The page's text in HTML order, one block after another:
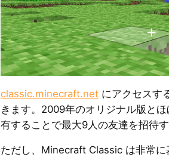
classic.minecraft.net にアクセスす
きます。2009年のオリジナル版と
有することで最大9人の友達を招待
ただし、Minecraft Classic は非常に